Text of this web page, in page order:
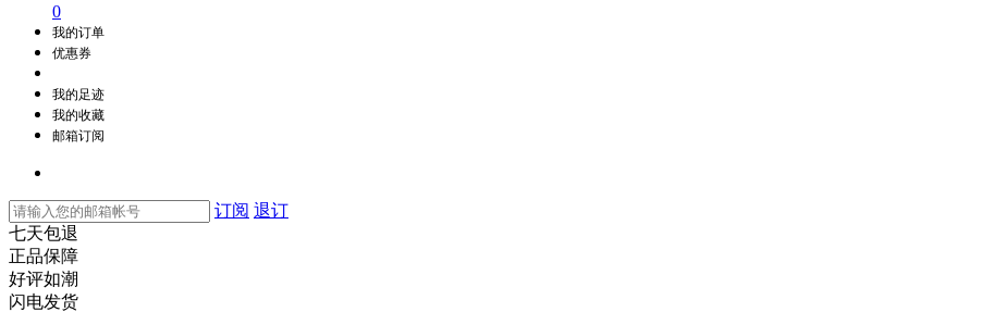
0
我的订单
优惠券
我的足迹
我的收藏
邮箱订阅
订阅 退订
七天包退
正品保障
好评如潮
闪电发货